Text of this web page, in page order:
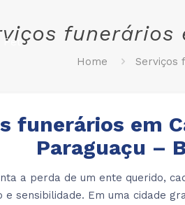
funerários
Home Serviços
funerários em
Paraguaçu –
a perda de um ente querido,
sensibilidade. Em uma cidade